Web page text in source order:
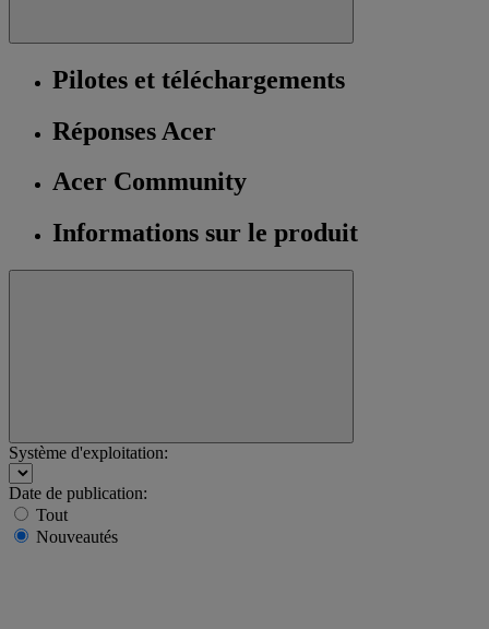
Pilotes et téléchargements
Réponses Acer
Acer Community
Informations sur le produit
Système d'exploitation:
Date de publication:
Tout
Nouveautés